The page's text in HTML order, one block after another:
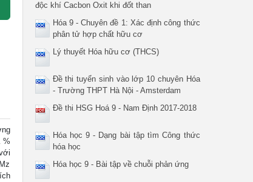
%
độc khí Cacbon Oxit khi đốt than
Hóa 9 - Chuyên đề 1: Xác định công thức
phân tử hợp chất hữu cơ
Lý thuyết Hóa hữu cơ (THCS)
Đề thi tuyển sinh vào lớp 10 chuyên Hóa
- Trường THPT Hà Nội - Amsterdam
Đề thi HSG Hoá 9 - Nam Định 2017-2018
Hóa học 9 - Dạng bài tập tìm Công thức
hóa học
Hóa học 9 - Bài tập về chuỗi phản ứng